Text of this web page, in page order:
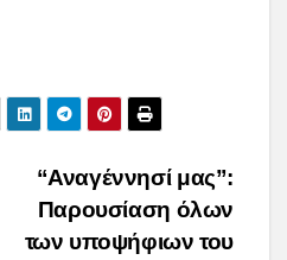
“Αναγέννησί μας”:
Παρουσίαση όλων
των υποψήφιων του